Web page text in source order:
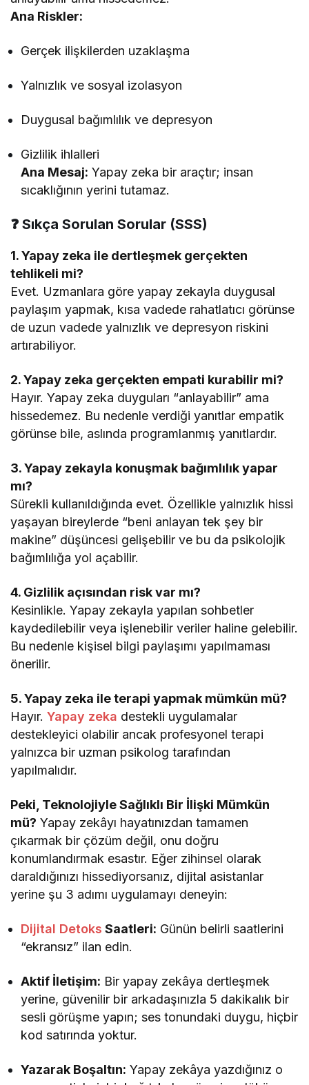
Ana Riskler:
Gerçek ilişkilerden uzaklaşma
Yalnızlık ve sosyal izolasyon
Duygusal bağımlılık ve depresyon
Gizlilik ihlalleri
Ana Mesaj: Yapay zeka bir araçtır; insan
sıcaklığının yerini tutamaz.
❓ Sıkça Sorulan Sorular (SSS)
1. Yapay zeka ile dertleşmek gerçekten
tehlikeli mi?
Evet. Uzmanlara göre yapay zekayla duygusal
paylaşım yapmak, kısa vadede rahatlatıcı görünse
de uzun vadede yalnızlık ve depresyon riskini
artırabiliyor.
2. Yapay zeka gerçekten empati kurabilir mi?
Hayır. Yapay zeka duyguları “anlayabilir” ama
hissedemez. Bu nedenle verdiği yanıtlar empatik
görünse bile, aslında programlanmış yanıtlardır.
3. Yapay zekayla konuşmak bağımlılık yapar
mı?
Sürekli kullanıldığında evet. Özellikle yalnızlık hissi
yaşayan bireylerde “beni anlayan tek şey bir
makine” düşüncesi gelişebilir ve bu da psikolojik
bağımlılığa yol açabilir.
4. Gizlilik açısından risk var mı?
Kesinlikle. Yapay zekayla yapılan sohbetler
kaydedilebilir veya işlenebilir veriler haline gelebilir.
Bu nedenle kişisel bilgi paylaşımı yapılmaması
önerilir.
5. Yapay zeka ile terapi yapmak mümkün mü?
Hayır.Yapay zeka destekli uygulamalar
destekleyici olabilir ancak profesyonel terapi
yalnızca bir uzman psikolog tarafından
yapılmalıdır.
Peki, Teknolojiyle Sağlıklı Bir İlişki Mümkün
mü? Yapay zekâyı hayatınızdan tamamen
çıkarmak bir çözüm değil, onu doğru
konumlandırmak esastır. Eğer zihinsel olarak
daraldığınızı hissediyorsanız, dijital asistanlar
yerine şu 3 adımı uygulamayı deneyin:
Dijital Detoks Saatleri: Günün belirli saatlerini
“ekransız” ilan edin.
Aktif İletişim: Bir yapay zekâya dertleşmek
yerine, güvenilir bir arkadaşınızla 5 dakikalık bir
sesli görüşme yapın; ses tonundaki duygu, hiçbir
kod satırında yoktur.
Yazarak Boşaltın: Yapay zekâya yazdığınız o